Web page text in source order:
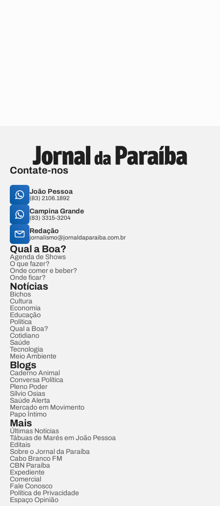
Contate-nos
João Pessoa
(83) 2106.1892
Campina Grande
(83) 3315-3204
Redação
jornalismo@jornaldaparaiba.com.br
Qual a Boa?
Agenda de Shows
O que fazer?
Onde comer e beber?
Onde ficar?
Notícias
Bichos
Cultura
Economia
Educação
Política
Qual a Boa?
Cotidiano
Saúde
Tecnologia
Meio Ambiente
Blogs
Caderno Animal
Conversa Política
Pleno Poder
Sílvio Osias
Saúde Alerta
Mercado em Movimento
Papo Íntimo
Mais
Últimas Notícias
Tábuas de Marés em João Pessoa
Editais
Sobre o Jornal da Paraíba
Cabo Branco FM
CBN Paraíba
Expediente
Comercial
Fale Conosco
Política de Privacidade
Espaço Opinião